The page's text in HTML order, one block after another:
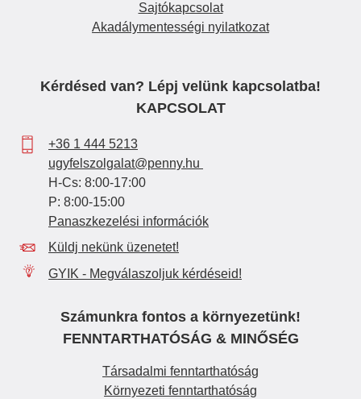
Sajtókapcsolat
Akadálymentességi nyilatkozat
Kérdésed van? Lépj velünk kapcsolatba!
KAPCSOLAT
+36 1 444 5213
ugyfelszolgalat@penny.hu
H-Cs: 8:00-17:00
P: 8:00-15:00
Panaszkezelési információk
Küldj nekünk üzenetet!
GYIK - Megválaszoljuk kérdéseid!
Számunkra fontos a környezetünk!
FENNTARTHATÓSÁG & MINŐSÉG
Társadalmi fenntarthatóság
Környezeti fenntarthatóság